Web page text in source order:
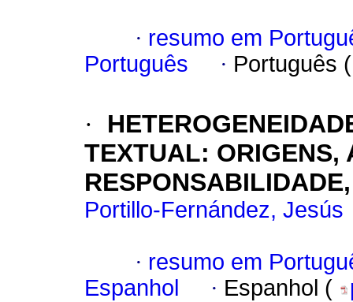
· resumo em
Português
· Português
·
TEXTUAL: ORIGENS,
Portillo-Fernández, Jesús
· resumo em
Espanhol
· Espanhol (